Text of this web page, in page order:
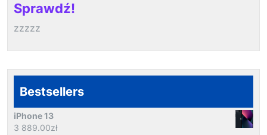
Sprawdź!
zzzzz
Bestsellers
iPhone 13
3 889.00zł